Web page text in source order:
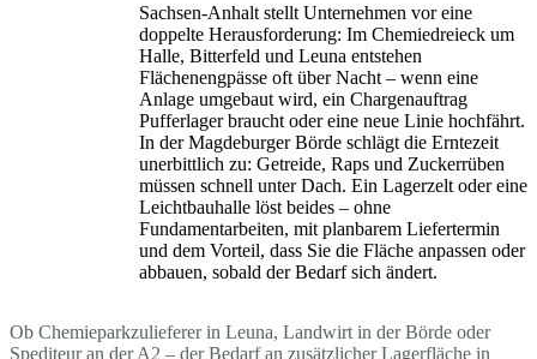
Sachsen-Anhalt stellt Unternehmen vor eine
doppelte Herausforderung: Im Chemiedreieck um
Halle, Bitterfeld und Leuna entstehen
Flächenengpässe oft über Nacht – wenn eine
Anlage umgebaut wird, ein Chargenauftrag
Pufferlager braucht oder eine neue Linie hochfährt.
In der Magdeburger Börde schlägt die Erntezeit
unerbittlich zu: Getreide, Raps und Zuckerrüben
müssen schnell unter Dach. Ein Lagerzelt oder eine
Leichtbauhalle löst beides – ohne
Fundamentarbeiten, mit planbarem Liefertermin
und dem Vorteil, dass Sie die Fläche anpassen oder
abbauen, sobald der Bedarf sich ändert.
Ob Chemieparkzulieferer in Leuna, Landwirt in der Börde oder
Spediteur an der A2 – der Bedarf an zusätzlicher Lagerfläche in